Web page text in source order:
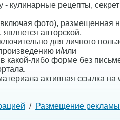
кулинарные рецепты,
фото), размещенная
авторской,
для личного
и/или
какой-либо форме без
активная ссылка на
/ Размещение рекламы